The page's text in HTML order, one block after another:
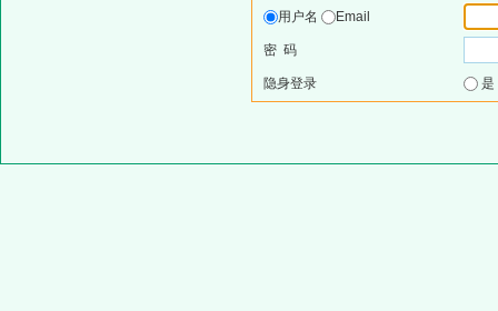
用户名
Email
密 码
隐身登录